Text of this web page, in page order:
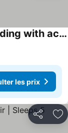
A Reimagined 1908 Historic Building with access to 24hr On-Site Fitness Facility
les prix
Partager